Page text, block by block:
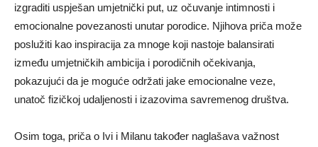
izgraditi uspješan umjetnički put, uz očuvanje intimnosti i
emocionalne povezanosti unutar porodice. Njihova priča može
poslužiti kao inspiracija za mnoge koji nastoje balansirati
između umjetničkih ambicija i porodičnih očekivanja,
pokazujući da je moguće održati jake emocionalne veze,
unatoč fizičkoj udaljenosti i izazovima savremenog društva.
Osim toga, priča o Ivi i Milanu također naglašava važnost